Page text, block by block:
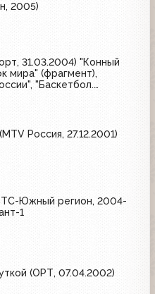
2005)
31.03.2004) "Конный
мира" (фрагмент),
"Баскетбол.
Россия, 27.12.2001)
Южный регион, 2004-
1
(ОРТ, 07.04.2002)